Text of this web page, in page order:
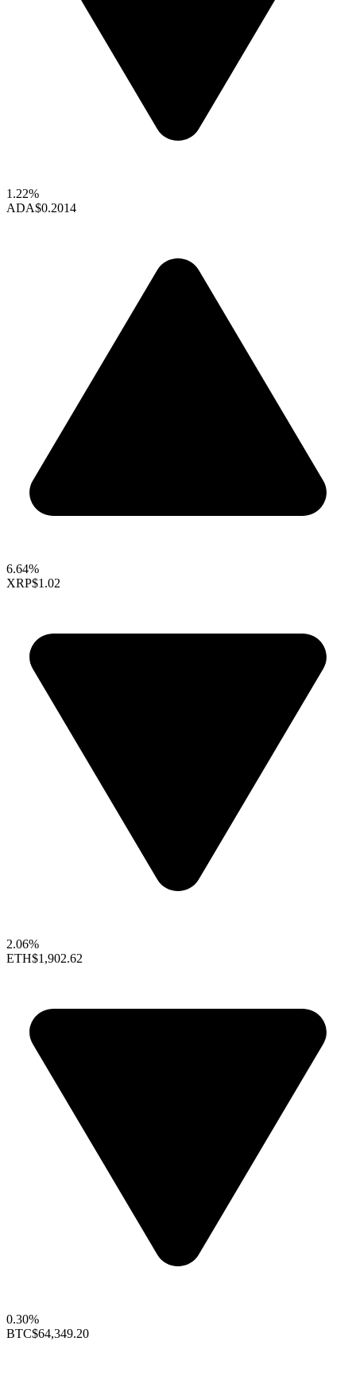
1.22%
ADA$0.2014
6.64%
XRP$1.02
2.06%
ETH$1,902.62
0.30%
BTC$64,349.20